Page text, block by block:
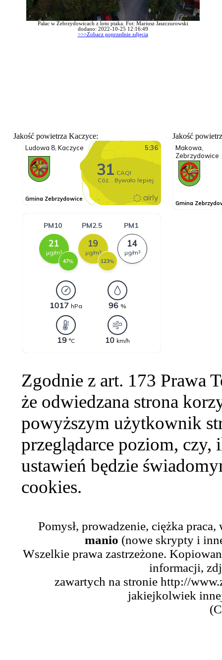
Pałac w Zebrzydowicach z lotu ptaka. Fot: Mariusz Jaszczurowski
dodano: 2022-10-25 12:16:49
>>>Zobacz poprzednie zdjęcia
Jakość powietrza Kaczyce: Jakość
Zgodnie z art. 173 Prawa
że odwiedzana strona
powyższym użytkownik
przeglądarce poziom,
ustawień będzie
cookies.
Pomysł, prowadzenie, ciężka
manio (nowe skrypty i
Wszelkie prawa zastrzeżone.
informacji,
zawartych na stronie http://
jakiejkolwiek